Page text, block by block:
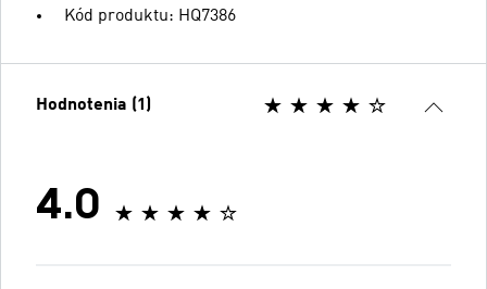
Kód produktu: HQ7386
Hodnotenia (1)
4.0